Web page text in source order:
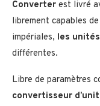
Converter est livré
librement capables de
impériales, les unités
différentes.
Libre de paramètres
convertisseur